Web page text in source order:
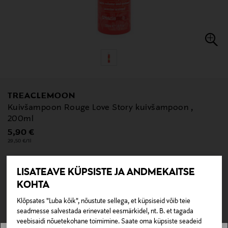
LISATEAVE KÜPSISTE JA ANDMEKAITSE
KOHTA
Klõpsates "Luba kõik", nõustute sellega, et küpsiseid võib teie
seadmesse salvestada erinevatel eesmärkidel, nt. B. et tagada
veebisaidi nõuetekohane toimimine. Saate oma küpsiste seadeid
TREACLEMOON
Kuivšampoon Rouge Love Story kuivšampoon ,
200ml
Original Price
5,90 €
29,50 €/1l
Pole saadaval kaubamajas ja veebipoes.
LÄBIMÜÜDUD
null